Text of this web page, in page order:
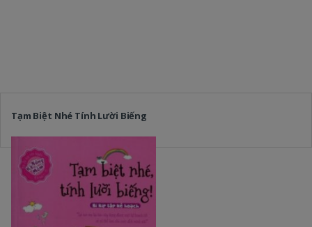
Tạm Biệt Nhé Tính Lười Biếng